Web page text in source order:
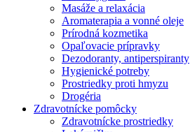
Masáže a relaxácia
Aromaterapia a vonné oleje
Prírodná kozmetika
Opaľovacie prípravky
Dezodoranty, antiperspiranty
Hygienické potreby
Prostriedky proti hmyzu
Drogéria
Zdravotnícke pomôcky
Zdravotnícke prostriedky